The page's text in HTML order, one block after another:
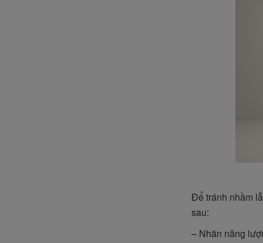
Để tránh nhầm
sau:
– Nhãn năng